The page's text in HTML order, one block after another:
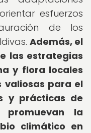
esfuerzos
de los
Además, el
las estrategias
y flora locales
valiosas para el
y prácticas de
promuevan la
climático en